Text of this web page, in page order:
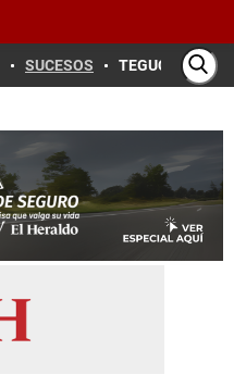
SUCESOS TEGUCIGALPA